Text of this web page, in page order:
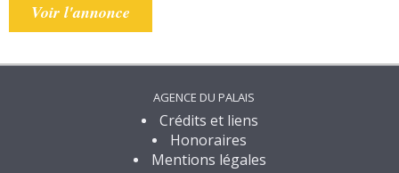
Voir l'annonce
AGENCE DU PALAIS
Crédits et liens
Honoraires
Mentions légales